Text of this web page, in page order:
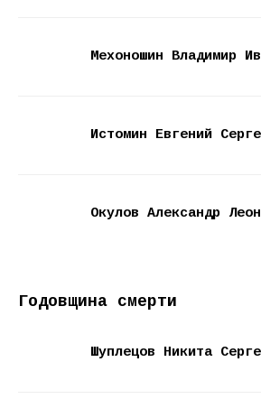
Мехоношин Владимир
Истомин Евгений
Окулов Александр
Годовщина смерти
Шуплецов Никита